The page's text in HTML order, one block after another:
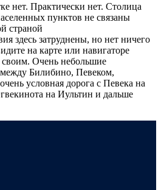
нет. Практически нет. Столица
пунктов не связаны
страной
здесь затруднены, но нет ничего
на карте или навигаторе
своим. Очень небольшие
Билибино, Певеком,
условная дорога с Певека на
на Иультин и дальше